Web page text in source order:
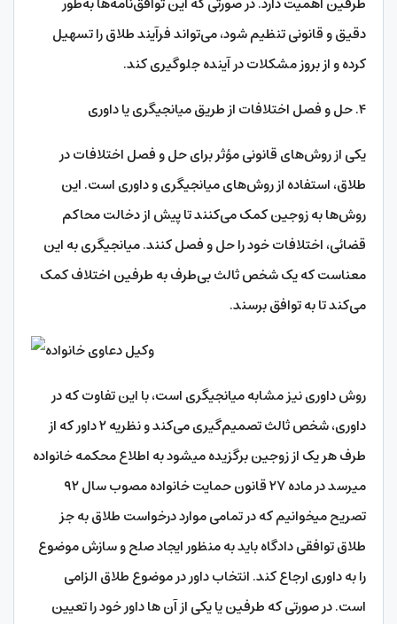
دقیق و قانونی تنظیم شود، می‌تواند فرآیند طلاق را تسهیل
کرده و از بروز مشکلات در آینده جلوگیری کند.
۴. حل و فصل اختلافات از طریق میانجیگری یا داوری
یکی از روش‌های قانونی مؤثر برای حل و فصل اختلافات در
طلاق، استفاده از روش‌های میانجیگری و داوری است. این
روش‌ها به زوجین کمک می‌کنند تا پیش از دخالت محاکم
قضائی، اختلافات خود را حل و فصل کنند. میانجیگری به این
معناست که یک شخص ثالث بی‌طرف به طرفین اختلاف کمک
می‌کند تا به توافق برسند.
روش داوری نیز مشابه میانجیگری است، با این تفاوت که در
داوری، شخص ثالث تصمیم‌گیری می‌کند و نظریه ۲ داور که از
طرف هر یک از زوجین برگزیده میشود به اطلاع محکمه خانواده
میرسد در ماده ۲۷ قانون حمایت خانواده مصوب سال ۹۲
تصریح میخوانیم که در تمامی موارد درخواست طلاق به جز
طلاق توافقی دادگاه باید به منظور ایجاد صلح و سازش موضوع
را به داوری ارجاع کند. انتخاب داور در موضوع طلاق الزامی
است. در صورتی که طرفین یا یکی از آن ها داور خود را تعیین